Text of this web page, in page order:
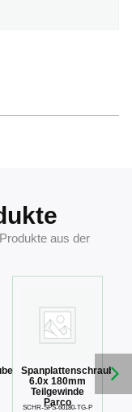
aus der
Spanplattenschraube
6.0x 180mm
Teilgewinde
Parco
SCHR-SPS-60180-TG-P